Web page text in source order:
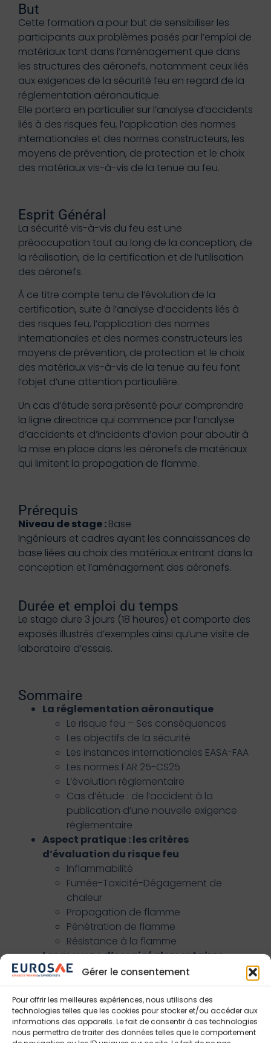
Gérer le consentement
Pour offrir les meilleures expériences, nous utilisons des
technologies telles que les cookies pour stocker et/ou accéder aux
informations des appareils. Le fait de consentir à ces technologies
nous permettra de traiter des données telles que le comportement
But
Cette formation a pour but de sensibiliser les
participants aux problèmes posés par l’emploi de
matériaux tant dans l’aménagement que dans
les structures des aéronefs, notamment ceux liés
aux exigences de la sécurité feu en regard de la
réglementation aéronautique.
Elle portera en particulier sur l’analyse d’accidents
liés à des risques feu, l’application des normes
internationales et des normes constructeurs, les
moyens de prévention, de protection et le choix
des matériaux vis-à-vis de la tenue au feu.
Esprit Général
La sécurité vis-à-vis du feu est une
préoccupation tout au long de la conception, de
la réalisation, de la certification et de l’utilisation
des aéronefs.
À ce titre compte tenu de l’évolution de la
certification, suite à l’analyse d’accidents liés à
des risques feu, l’application des normes
internationales et des normes constructeurs les
moyens de prévention, de protection et le choix
des matériaux vis-à-vis de la tenue au feu font
l’objet d’une attention particulière.
Un cas d’étude sera présenté pour comprendre
la ligne directrice qui commence par l’analyse
d’accidents et d’incidents d’avion pour aboutir à
la mise en place dans les aéronefs de matériaux
qui limitent la propagation de flamme.
Prérequis
Niveau de stage :Base
Ingénieurs et cadres ayant les connaissances de
base liées au choix des matériaux entrant dans la
conception et l’aménagement des aéronefs.
Durée et emploi du temps
Le stage dure 3 jours (18 heures) et comporte des
exposés illustrés d’exemples ainsi qu’une visite de
laboratoire d’essais.
Sommaire
La réglementation aéronautique
Le risque feu – Ses conséquences
Les objectifs de la sécurité
Les instances internationales EASA-FAA
Les normes FAR 25-CS25
L’évolution réglementaire
Cas d’étude : de l’accident à la
publication d’une nouvelle exigence
réglementaire
Aspect pratique : les critères
d’évaluation du risque feu
Inflammabilité
Fumée-Toxicité-Dégagement de
chaleur
Propagation de flamme
Pénétration de flamme
Résistance à la flamme
Les moyens d’essai réglementaires
Moyens d’essai de laboratoire :
Chambre NBS-Chambre OSU
Panneau radiant
Essais au brûleur kérosène sièges,